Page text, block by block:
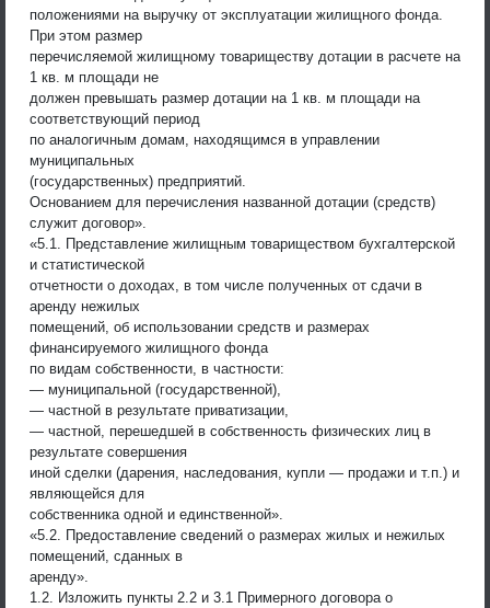
положениями на выручку от эксплуатации жилищного фонда.
При этом размер
перечисляемой жилищному товариществу дотации в расчете на
1 кв. м площади не
должен превышать размер дотации на 1 кв. м площади на
соответствующий период
по аналогичным домам, находящимся в управлении
муниципальных
(государственных) предприятий.
Основанием для перечисления названной дотации (средств)
служит договор».
«5.1. Представление жилищным товариществом бухгалтерской
и статистической
отчетности о доходах, в том числе полученных от сдачи в
аренду нежилых
помещений, об использовании средств и размерах
финансируемого жилищного фонда
по видам собственности, в частности:
— муниципальной (государственной),
— частной в результате приватизации,
— частной, перешедшей в собственность физических лиц в
результате совершения
иной сделки (дарения, наследования, купли — продажи и т.п.) и
являющейся для
собственника одной и единственной».
«5.2. Предоставление сведений о размерах жилых и нежилых
помещений, сданных в
аренду».
1.2. Изложить пункты 2.2 и 3.1 Примерного договора о